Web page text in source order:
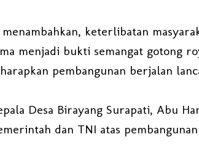
menambahkan, keterlibatan
menjadi bukti semangat gotong
pembangunan berjalan
Desa Birayang Surapati, Abu
dan TNI atas